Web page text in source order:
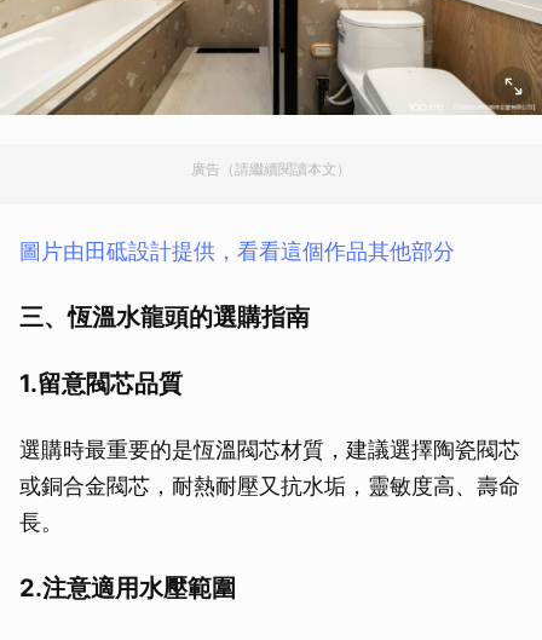
廣告（請繼續閱讀本文）
圖片由田砥設計提供，看看這個作品其他部分
三、恆溫水龍頭的選購指南
1.留意閥芯品質
選購時最重要的是恆溫閥芯材質，建議選擇陶瓷閥芯
或銅合金閥芯，耐熱耐壓又抗水垢，靈敏度高、壽命
長。
2.注意適用水壓範圍